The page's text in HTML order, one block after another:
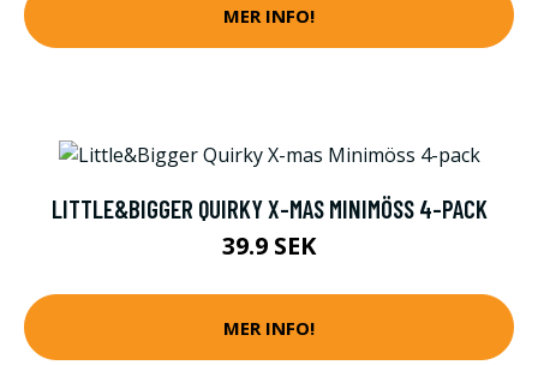
MER INFO!
LITTLE&BIGGER QUIRKY X-MAS MINIMÖSS 4-PACK
39.9 SEK
MER INFO!